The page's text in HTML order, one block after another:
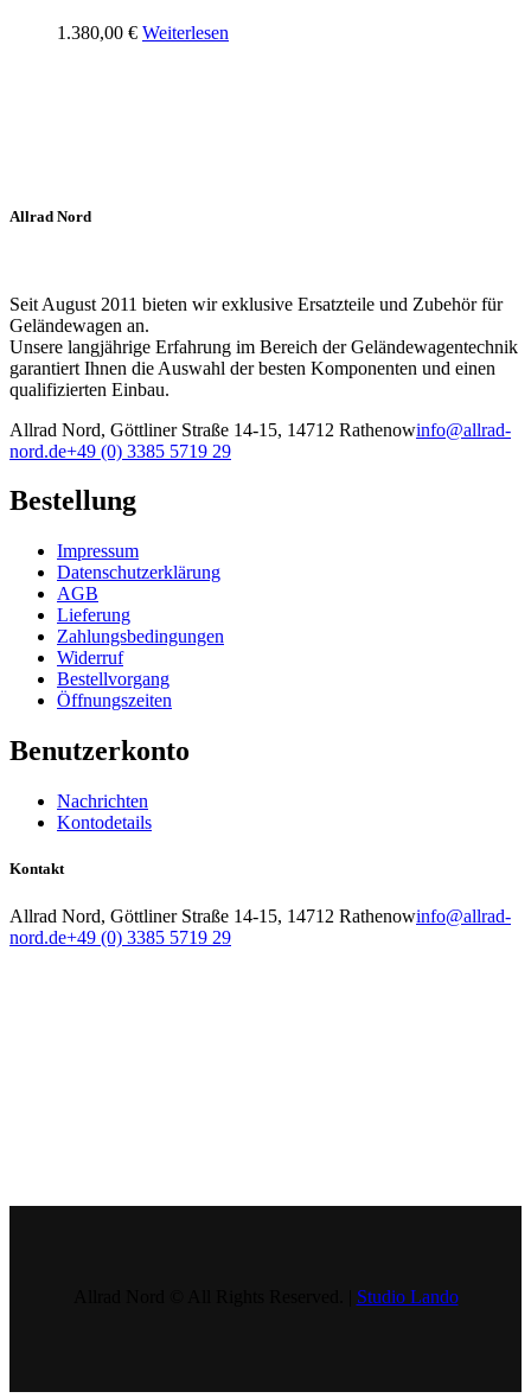
1.380,00 € Weiterlesen
Allrad Nord
Seit August 2011 bieten wir exklusive Ersatzteile und Zubehör für
Geländewagen an.
Unsere langjährige Erfahrung im Bereich der Geländewagentechnik
garantiert Ihnen die Auswahl der besten Komponenten und einen
qualifizierten Einbau.
Allrad Nord, Göttliner Straße 14-15, 14712 Rathenowinfo@allrad-
nord.de+49 (0) 3385 5719 29
Bestellung
Impressum
Datenschutzerklärung
AGB
Lieferung
Zahlungsbedingungen
Widerruf
Bestellvorgang
Öffnungszeiten
Benutzerkonto
Nachrichten
Kontodetails
Kontakt
Allrad Nord, Göttliner Straße 14-15, 14712 Rathenowinfo@allrad-
nord.de+49 (0) 3385 5719 29
Studio Lando